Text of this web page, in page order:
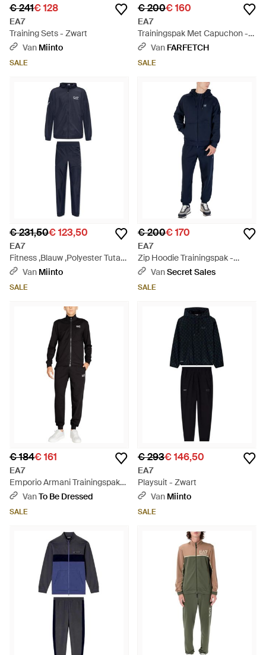
€ 241€ 128
EA7
Training Sets - Zwart
Van Miinto
SALE
€ 200€ 160
EA7
Trainingspak Met Capuchon -
Blauw
Van FARFETCH
SALE
€ 231,50€ 123,50
EA7
Fitness ,Blauw ,Polyester Tuta
Sportiva - Blauw
Van Miinto
SALE
€ 200€ 170
EA7
Zip Hoodie Trainingspak -
Blauw
VanSecret Sales
SALE
€ 184€ 161
EA7
Emporio Armani Trainingspak
Zwart - Zwart
VanTo Be Dressed
SALE
€ 293€ 146,50
EA7
Playsuit - Zwart
Van Miinto
SALE